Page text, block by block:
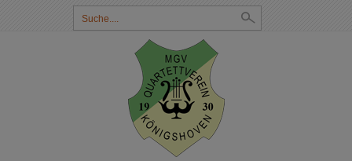
Suchbegriff
eingeben: